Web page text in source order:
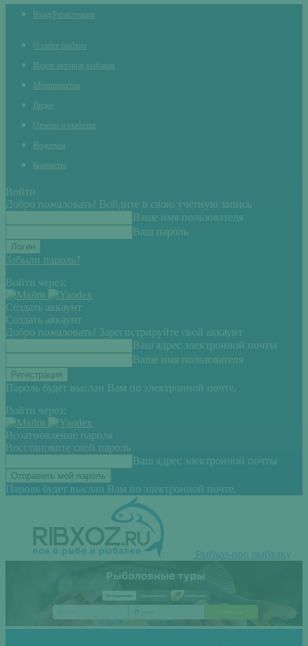
Вход/Регистрация
О сайте рыбхоз
Ищем авторов рыбаков
Мероприятия
Видео
Отчеты о рыбалке
Водоемы
Контакты
Войти
Добро пожаловать! Войдите в свою учётную запись
Ваше имя пользователя
Ваш пароль
Забыли пароль?
Войти через:
Создать аккаунт
Создать аккаунт
Добро пожаловать! Зарегистрируйте свой аккаунт
Ваш адрес электронной почты
Ваше имя пользователя
Пароль будет выслан Вам по электронной почте.
Войти через:
Всоатновление пароля
Восстановите свой пароль
Ваш адрес электронной почты
Пароль будет выслан Вам по электронной почте.
Рыбхоз-про рыбалку